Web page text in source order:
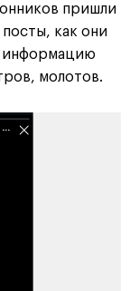
пришли
посты, как они
информацию
молотов.